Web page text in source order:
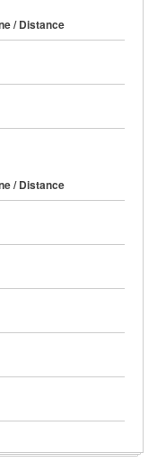
/ Distance
/ Distance